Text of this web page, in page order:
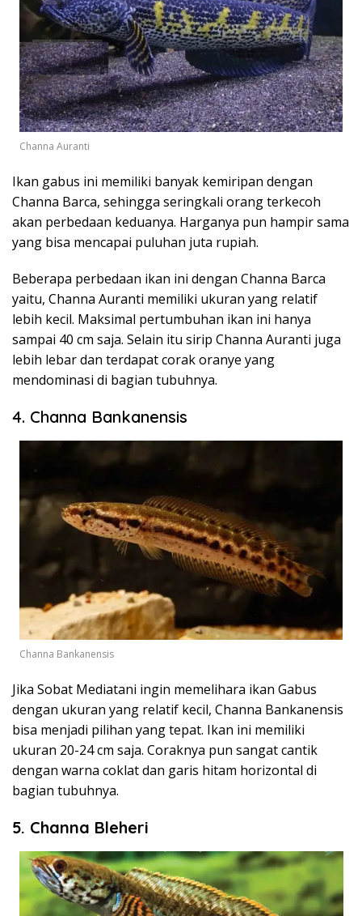
Channa Auranti
Ikan gabus ini memiliki banyak kemiripan dengan
Channa Barca, sehingga seringkali orang terkecoh
akan perbedaan keduanya. Harganya pun hampir sama
yang bisa mencapai puluhan juta rupiah.
Beberapa perbedaan ikan ini dengan Channa Barca
yaitu, Channa Auranti memiliki ukuran yang relatif
lebih kecil. Maksimal pertumbuhan ikan ini hanya
sampai 40 cm saja. Selain itu sirip Channa Auranti juga
lebih lebar dan terdapat corak oranye yang
mendominasi di bagian tubuhnya.
4. Channa Bankanensis
Channa Bankanensis
Jika Sobat Mediatani ingin memelihara ikan Gabus
dengan ukuran yang relatif kecil, Channa Bankanensis
bisa menjadi pilihan yang tepat. Ikan ini memiliki
ukuran 20-24 cm saja. Coraknya pun sangat cantik
dengan warna coklat dan garis hitam horizontal di
bagian tubuhnya.
5. Channa Bleheri